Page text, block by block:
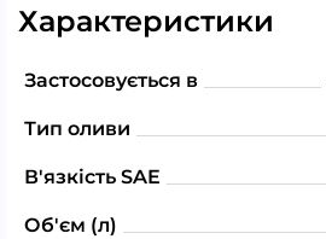
Характеристики
Застосовується в
Тип оливи
В'язкість SAE
Об'єм (л)